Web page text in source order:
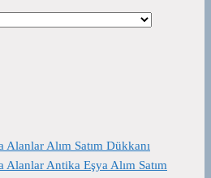
Alım Satım Dükkanı
Antika Eşya Alım Satım